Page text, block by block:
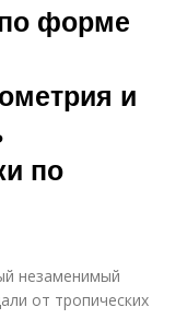
форме
и
по
незаменимый
от тропических